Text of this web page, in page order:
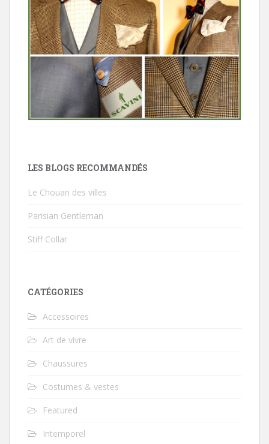
LES BLOGS RECOMMANDÉS
Le Chouan des villes
Parisian Gentleman
Stiff Collar
CATÉGORIES
Accessoires
Art de vivre
Chaussures
Costumes & vestes
Featured
Intemporel